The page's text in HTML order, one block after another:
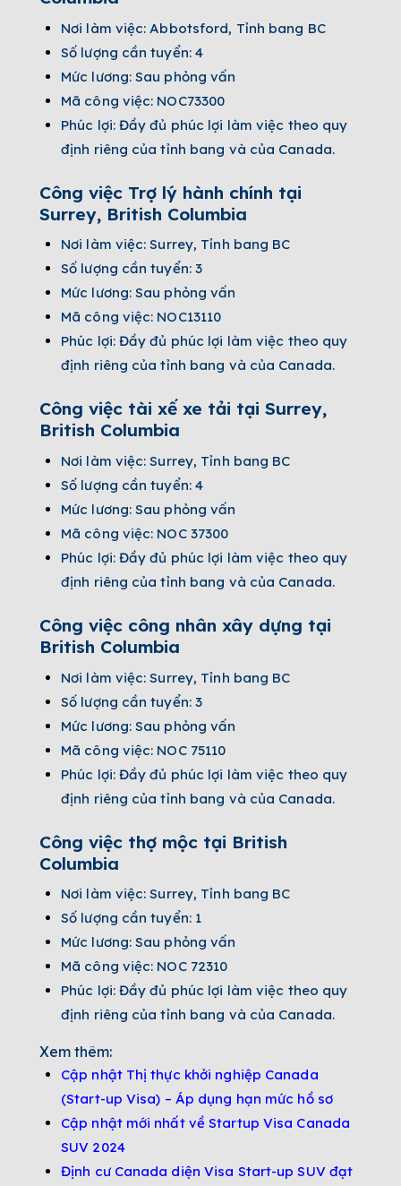
Nơi làm việc: Abbotsford, Tỉnh bang BC
Số lượng cần tuyển: 4
Mức lương: Sau phỏng vấn
Mã công việc: NOC73300
Phúc lợi: Đầy đủ phúc lợi làm việc theo quy
định riêng của tỉnh bang và của Canada.
Công việc Trợ lý hành chính tại
Surrey, British Columbia
Nơi làm việc: Surrey, Tỉnh bang BC
Số lượng cần tuyển: 3
Mức lương: Sau phỏng vấn
Mã công việc: NOC13110
Phúc lợi: Đầy đủ phúc lợi làm việc theo quy
định riêng của tỉnh bang và của Canada.
Công việc tài xế xe tải tại Surrey,
British Columbia
Nơi làm việc: Surrey, Tỉnh bang BC
Số lượng cần tuyển: 4
Mức lương: Sau phỏng vấn
Mã công việc: NOC 37300
Phúc lợi: Đầy đủ phúc lợi làm việc theo quy
định riêng của tỉnh bang và của Canada.
Công việc công nhân xây dựng tại
British Columbia
Nơi làm việc: Surrey, Tỉnh bang BC
Số lượng cần tuyển: 3
Mức lương: Sau phỏng vấn
Mã công việc: NOC 75110
Phúc lợi: Đầy đủ phúc lợi làm việc theo quy
định riêng của tỉnh bang và của Canada.
Công việc thợ mộc tại British
Columbia
Nơi làm việc: Surrey, Tỉnh bang BC
Số lượng cần tuyển: 1
Mức lương: Sau phỏng vấn
Mã công việc: NOC 72310
Phúc lợi: Đầy đủ phúc lợi làm việc theo quy
định riêng của tỉnh bang và của Canada.
Xem thêm:
Cập nhật Thị thực khởi nghiệp Canada
(Start-up Visa) – Áp dụng hạn mức hồ sơ
Cập nhật mới nhất về Startup Visa Canada
SUV 2024
Định cư Canada diện Visa Start-up SUV đạt